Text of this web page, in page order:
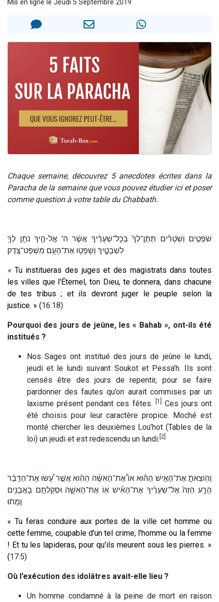
6 personnes viennent de faire un don pour 5 enfants déjà orphelins risquent de perdre leur maman
2 personnes viennent de faire un don pour Reloger Rivka, 6 enfants, victime de violences...
Il reste 49 places pour étudier en groupe sur Zoom
3 personnes viennent de faire un don pour Diane, 80 ans, dans un appartement insalubre
Mis en ligne le Jeudi 5 Septembre 2019
Chaque semaine, découvrez 5 anecdotes écrites dans la
Paracha de la semaine que vous pouvez étudier ici et poser
comme question à votre table du Chabbath.
שֹׁפְטִ֣ים וְשֹֽׁטְרִ֗ים תִּֽתֶּן־לְךָ֙ בְּכָל־שְׁעָרֶ֔יךָ אֲשֶׁ֨ר ה' אֱלֹ-הֶ֛יךָ נֹתֵ֥ן לְךָ֖
לִשְׁבָטֶ֑יךָ וְשָׁפְט֥וּ אֶת־הָעָ֖ם מִשְׁפַּט־צֶֽדֶק׃
« Tu institueras des juges et des magistrats dans toutes
les villes que l'Éternel, ton Dieu, te donnera, dans chacune
de tes tribus ; et ils devront juger le peuple selon la
justice. » (16:18)
Pourquoi des jours de jeûne, les « Bahab », ont-ils été
institués ?
Nos Sages ont institué des jours de jeûne le lundi,
jeudi et le lundi suivant Soukot et Pessa’h. Ils sont
censés être des jours de repentir, pour se faire
pardonner des fautes qu’on aurait commises par un
laxisme présent pendant ces fêtes.
[1]
Ces jours ont
été choisis pour leur caractère propice. Moché est
monté chercher les deuxièmes Lou’hot (Tables de la
loi) un jeudi et est redescendu un lundi. [2]
וְהֽוֹצֵאתָ֣ אֶת־הָאִ֣ישׁ הַה֡וּא אוֹ֩ אֶת־הָאִשָּׁ֨ה הַהִ֜וא אֲשֶׁ֣ר עָ֠שׂוּ אֶת־הַדָּבָ֨ר
הָרָ֤ע הַזֶּה֙ אֶל־שְׁעָרֶ֔יךָ אֶת־הָאִ֕ישׁ א֖וֹ אֶת־הָאִשָּׁ֑ה וּסְקַלְתָּ֥ם בָּאֲבָנִ֖ים
וָמֵֽתוּ׃
« Tu feras conduire aux portes de la ville cet homme ou
cette femme, coupable d'un tel crime, l'homme ou la femme
! Et tu les lapideras, pour qu'ils meurent sous les pierres. »
(17:5)
Où l’exécution des idolâtres avait-elle lieu ?
Un homme condamné à la peine de mort en raison